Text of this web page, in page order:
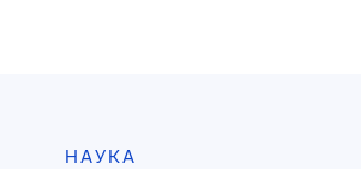
НАУКА